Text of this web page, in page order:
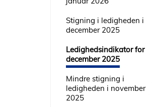
Stigning i ledigheden i
december 2025
Ledighedsindikator for
december 2025
Mindre stigning i
ledigheden i november
2025